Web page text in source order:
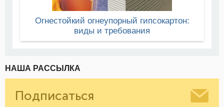
Огнестойкий огнеупорный гипсокартон:
виды и требования
НАША РАССЫЛКА
Подписаться